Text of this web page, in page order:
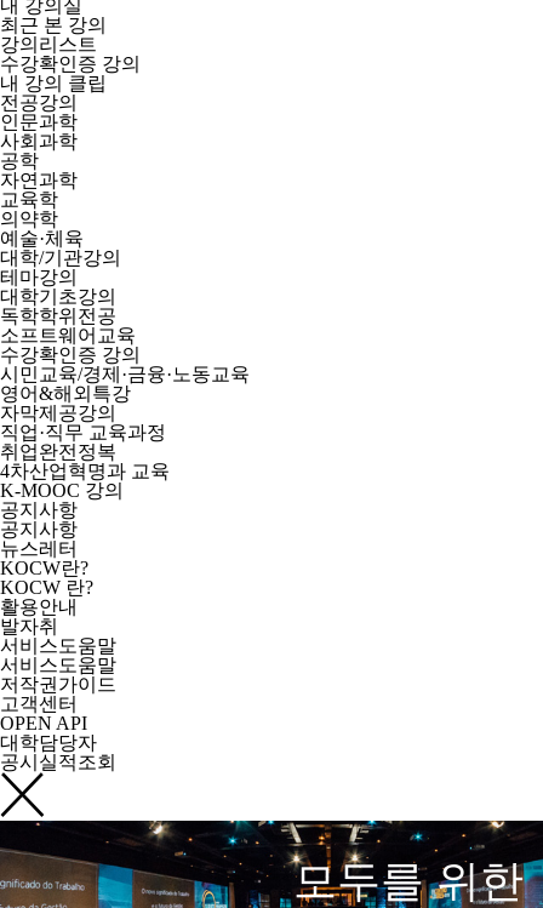
내 강의실
최근 본 강의
강의리스트
수강확인증 강의
내 강의 클립
전공강의
인문과학
사회과학
공학
자연과학
교육학
의약학
예술·체육
대학/기관강의
테마강의
대학기초강의
독학학위전공
소프트웨어교육
수강확인증 강의
시민교육/경제·금융·노동교육
영어&해외특강
자막제공강의
직업·직무 교육과정
취업완전정복
4차산업혁명과 교육
K-MOOC 강의
공지사항
공지사항
뉴스레터
KOCW란?
KOCW 란?
활용안내
발자취
서비스도움말
서비스도움말
저작권가이드
고객센터
OPEN API
대학담당자
공시실적조회
모두를 위한